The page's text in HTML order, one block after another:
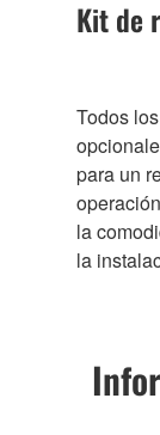
Kit de
Todos
para un
la
la